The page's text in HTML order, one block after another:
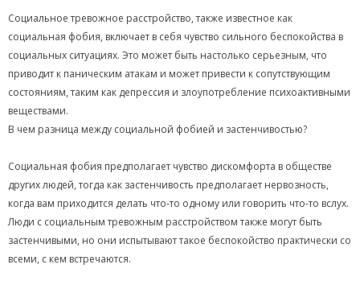
Социальное тревожное расстройство, также известное как
социальная фобия, включает в себя чувство сильного беспокойства в
социальных ситуациях. Это может быть настолько серьезным, что
приводит к паническим атакам и может привести к сопутствующим
состояниям, таким как депрессия и злоупотребление психоактивными
веществами.
В чем разница между социальной фобией и застенчивостью?
Социальная фобия предполагает чувство дискомфорта в обществе
других людей, тогда как застенчивость предполагает нервозность,
когда вам приходится делать что-то одному или говорить что-то вслух.
Люди с социальным тревожным расстройством также могут быть
застенчивыми, но они испытывают такое беспокойство практически со
всеми, с кем встречаются.